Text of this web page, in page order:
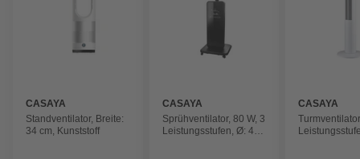
CASAYA
Standventilator, Breite:
34 cm, Kunststoff
CASAYA
Sprühventilator, 80 W, 3
Leistungsstufen, Ø: 40
CASAYA